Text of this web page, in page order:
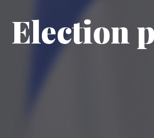
Election